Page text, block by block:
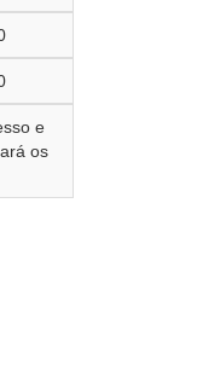
e
os